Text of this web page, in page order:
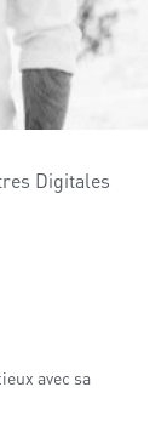
Digitales
avec sa